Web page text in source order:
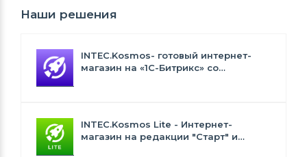
Наши решения
INTEC.Kosmos- готовый интернет-
магазин на «1С-Битрикс» со
INTEC.Kosmos Lite - Интернет-
магазин на редакции "Старт" и